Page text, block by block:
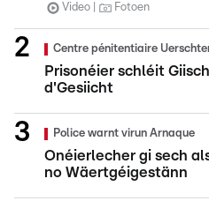
Video Fotoen
Centre pénitentiaire
Prisonéier schléit
d'Gesiicht
Police warnt virun Arnaque
Onéierlecher gi sech
no Wäertgéigestänn